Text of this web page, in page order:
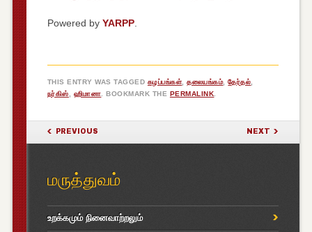
Powered by YARPP.
THIS ENTRY WAS TAGGED கழப்பங்கள் ,தலையங்கம்,தேர்தல்
நர்கிஸ்
ஹிமானா . BOOKMARK THE PERMALINK
POST NAVIGATION
PREVIOUS NEXT
மருத்துவம்
உறக்கமும் நினைவாற்றலும்